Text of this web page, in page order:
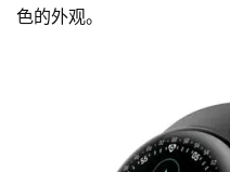
色的外观。